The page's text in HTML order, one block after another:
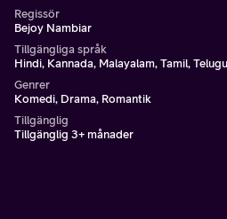
Regissör
Bejoy Nambiar
Tillgängliga språk
Hindi, Kannada, Malayalam, Tamil, Telugu
Genrer
Komedi, Drama, Romantik
Tillgänglig
Tillgänglig 3+ månader